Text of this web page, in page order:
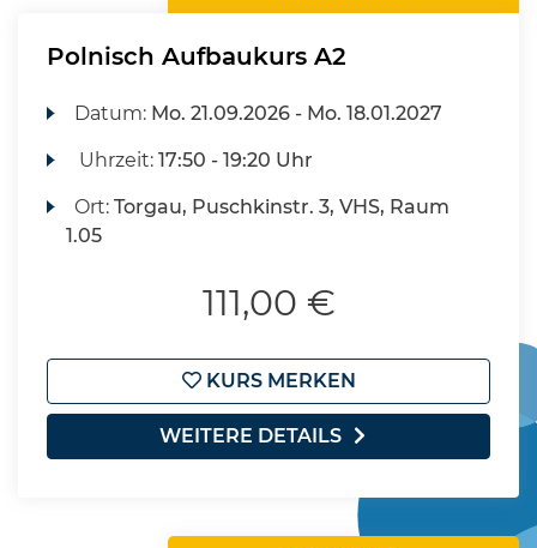
Polnisch Aufbaukurs A2
Datum: Mo. 21.09.2026 - Mo. 18.01.2027
Uhrzeit:17:50 - 19:20 Uhr
Ort:Torgau, Puschkinstr. 3, VHS, Raum
1.05
111,00 €
KURS MERKEN
WEITERE DETAILS